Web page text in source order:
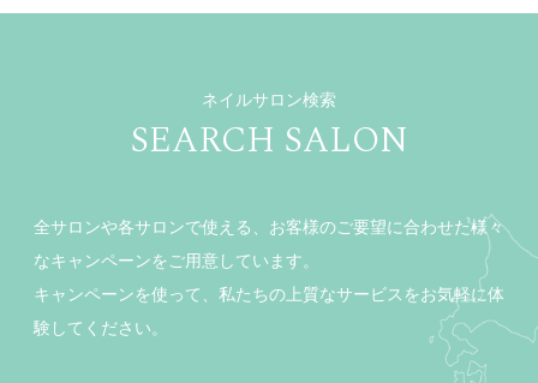
ネイルサロン検索
SEARCH SALON
全サロンや各サロンで使える、お客様のご要望に合わせた様々
なキャンペーンをご用意しています。
キャンペーンを使って、私たちの上質なサービスをお気軽に体
験してください。